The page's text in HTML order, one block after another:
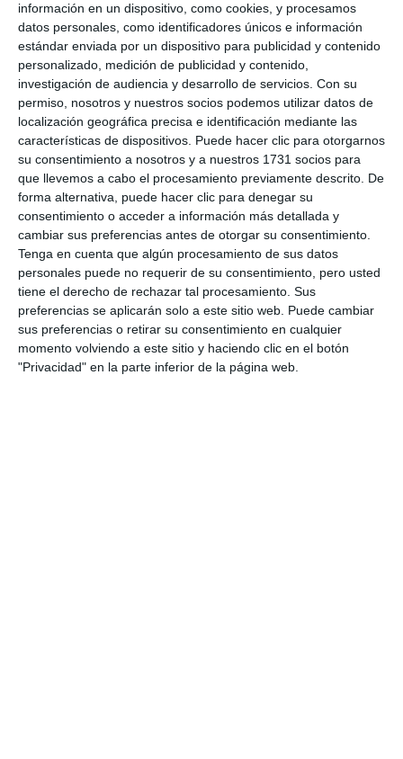
información en un dispositivo, como cookies, y procesamos
datos personales, como identificadores únicos e información
estándar enviada por un dispositivo para publicidad y contenido
personalizado, medición de publicidad y contenido,
investigación de audiencia y desarrollo de servicios. Con su
permiso, nosotros y nuestros socios podemos utilizar datos de
localización geográfica precisa e identificación mediante las
características de dispositivos. Puede hacer clic para otorgarnos
su consentimiento a nosotros y a nuestros 1731 socios para
que llevemos a cabo el procesamiento previamente descrito. De
forma alternativa, puede hacer clic para denegar su
consentimiento o acceder a información más detallada y
cambiar sus preferencias antes de otorgar su consentimiento.
Tenga en cuenta que algún procesamiento de sus datos
personales puede no requerir de su consentimiento, pero usted
tiene el derecho de rechazar tal procesamiento. Sus
preferencias se aplicarán solo a este sitio web. Puede cambiar
sus preferencias o retirar su consentimiento en cualquier
momento volviendo a este sitio y haciendo clic en el botón
"Privacidad" en la parte inferior de la página web.